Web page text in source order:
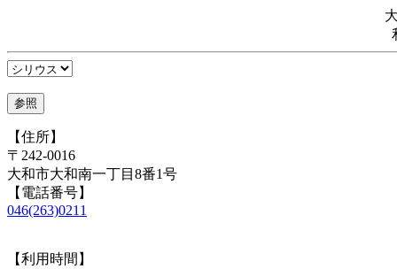
【住所】
〒242-0016
大和市大和南一丁目8番1号
【電話番号】
046(263)0211
【利用時間】